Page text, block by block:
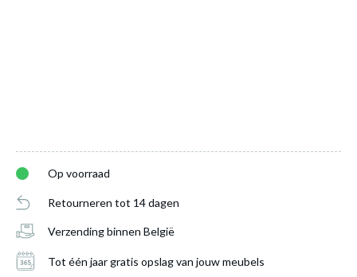
Op voorraad
Retourneren tot 14 dagen
Verzending binnen België
Tot één jaar gratis opslag van jouw meubels